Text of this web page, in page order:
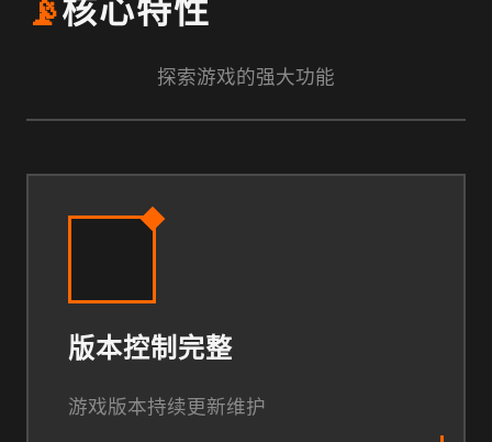
📡核心特性
探索游戏的强大功能
版本控制完整
游戏版本持续更新维护